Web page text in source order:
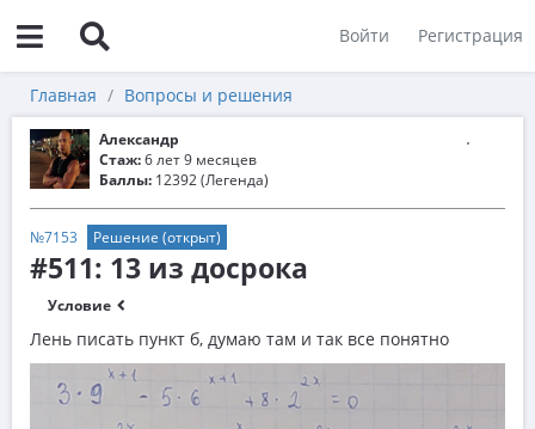
Войти Регистрация
Главная Вопросы и решения
Александр
Стаж:6 лет 9 месяцев
Баллы: 12392 (Легенда)
№7153 Решение (открыт)
#511: 13 из досрока
Условие
Лень писать пункт б, думаю там и так все понятно